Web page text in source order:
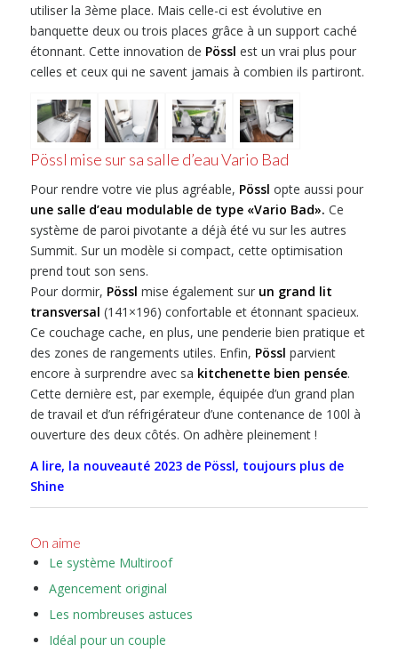
utiliser la 3ème place. Mais celle-ci est évolutive en
banquette deux ou trois places grâce à un support caché
étonnant. Cette innovation de Pössl est un vrai plus pour
celles et ceux qui ne savent jamais à combien ils partiront.
Pössl mise sur sa salle d’eau Vario Bad
Pour rendre votre vie plus agréable, Pössl opte aussi pour
une salle d’eau modulable de type «Vario Bad». Ce
système de paroi pivotante a déjà été vu sur les autres
Summit. Sur un modèle si compact, cette optimisation
prend tout son sens.
Pour dormir, Pössl mise également sur un grand lit
transversal (141×196) confortable et étonnant spacieux.
Ce couchage cache, en plus, une penderie bien pratique et
des zones de rangements utiles. Enfin, Pössl parvient
encore à surprendre avec sa kitchenette bien pensée.
Cette dernière est, par exemple, équipée d’un grand plan
de travail et d’un réfrigérateur d’une contenance de 100l à
ouverture des deux côtés. On adhère pleinement !
A lire, la nouveauté 2023 de Pössl, toujours plus de
Shine
On aime
Le système Multiroof
Agencement original
Les nombreuses astuces
Idéal pour un couple